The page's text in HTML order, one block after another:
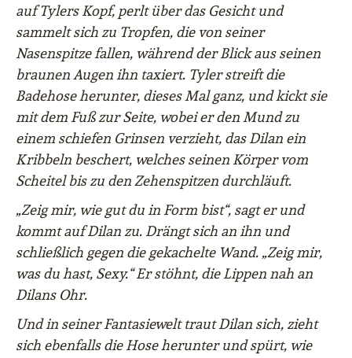
auf Tylers Kopf, perlt über das Gesicht und
sammelt sich zu Tropfen, die von seiner
Nasenspitze fallen, während der Blick aus seinen
braunen Augen ihn taxiert. Tyler streift die
Badehose herunter, dieses Mal ganz, und kickt sie
mit dem Fuß zur Seite, wobei er den Mund zu
einem schiefen Grinsen verzieht, das Dilan ein
Kribbeln beschert, welches seinen Körper vom
Scheitel bis zu den Zehenspitzen durchläuft.
„Zeig mir, wie gut du in Form bist“, sagt er und
kommt auf Dilan zu. Drängt sich an ihn und
schließlich gegen die gekachelte Wand. „Zeig mir,
was du hast, Sexy.“ Er stöhnt, die Lippen nah an
Dilans Ohr.
Und in seiner Fantasiewelt traut Dilan sich, zieht
sich ebenfalls die Hose herunter und spürt, wie